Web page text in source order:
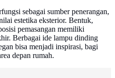
sebagai sumber penerangan,
estetika eksterior. Bentuk,
pemasangan memiliki
Berbagai ide lampu dinding
bisa menjadi inspirasi, bagi
depan rumah.